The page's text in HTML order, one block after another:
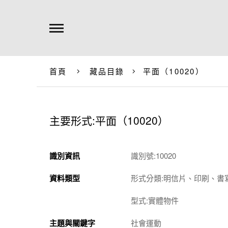
首頁 藏品目錄 平面（10020）
主要形式:平面（10020）
識別資訊 識別號:10020
資料類型 形式分類:明信片、印刷、書
型式:實體物件
主題與關鍵字 社會運動